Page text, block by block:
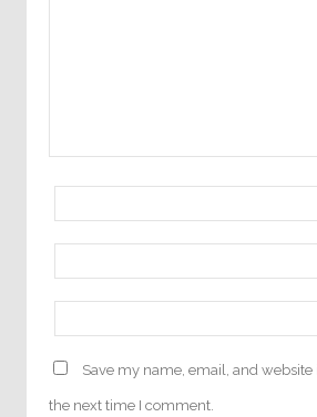
Save my name, email, and
the next time I comment.